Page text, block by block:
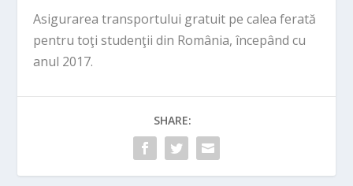
Asigurarea transportului gratuit pe calea ferată
pentru toţi studenţii din România, începând cu
anul 2017.
SHARE: